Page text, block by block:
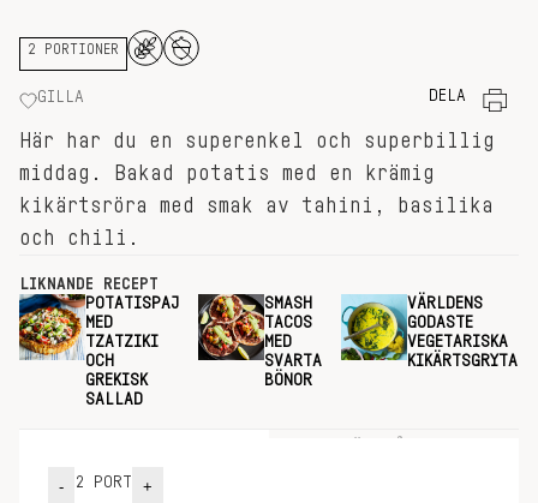
2 PORTIONER
GILLA DELA
Här har du en superenkel och superbillig
middag. Bakad potatis med en krämig
kikärtsröra med smak av tahini, basilika
och chili.
LIKNANDE RECEPT
POTATISPAJ
MED
TZATZIKI
OCH
GREKISK
SALLAD
SMASH
TACOS
MED
SVARTA
BÖNOR
VÄRLDENS
GODASTE
VEGETARISKA
KIKÄRTSGRYTA
- 2 PORT +